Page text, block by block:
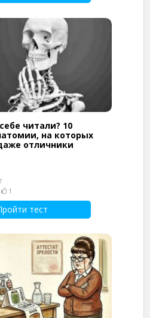
читали? 10
на которых
отличники
1
тест